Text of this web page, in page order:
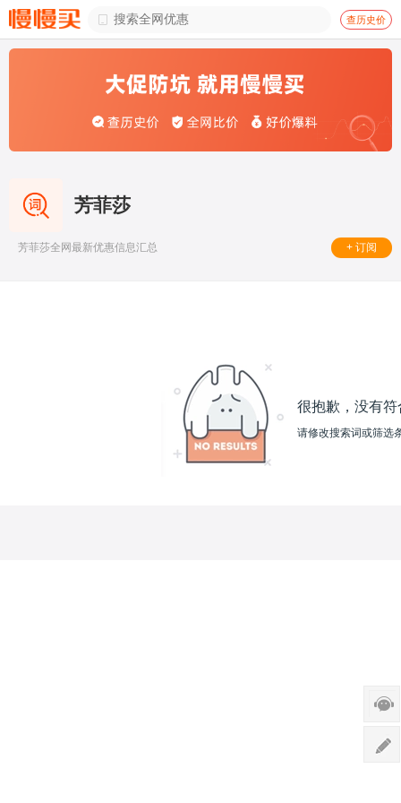
 查历史价
芳菲莎
芳菲莎全网最新优惠信息汇总 + 订阅
很抱歉，没有
请修改搜索词或筛选